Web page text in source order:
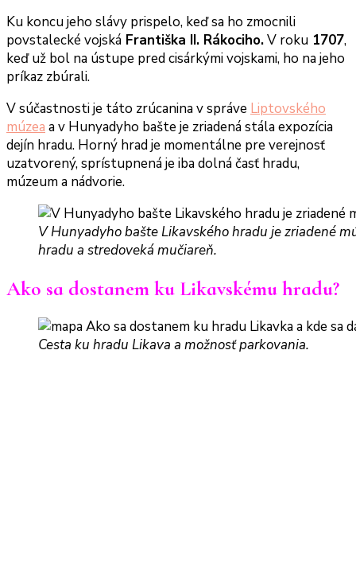
Ku koncu jeho slávy prispelo, keď sa ho zmocnili
povstalecké vojská Františka II. Rákociho.V roku 1707,
keď už bol na ústupe pred cisárkými vojskami, ho na jeho
príkaz zbúrali.
V súčastnosti je táto zrúcanina v správe Liptovského
múzea a v Hunyadyho bašte je zriadená stála expozícia
dejín hradu. Horný hrad je momentálne pre verejnosť
uzatvorený, sprístupnená je iba dolná časť hradu,
múzeum a nádvorie.
V Hunyadyho bašte Likavského hradu je zriadené
hradu a stredoveká mučiareň.
Ako sa dostanem ku Likavskému hradu?
Cesta ku hradu Likava a možnosť parkovania.